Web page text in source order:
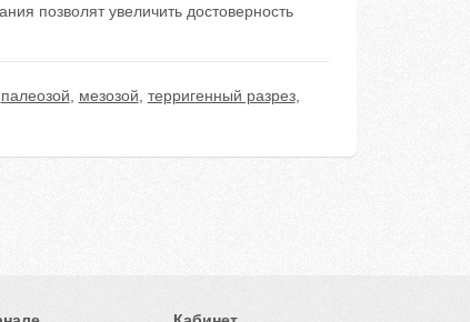
позволят увеличить достоверность
палеозой мезозой терригенный разрез,